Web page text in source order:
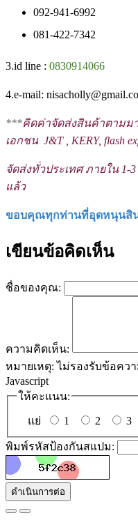
092-941-6992
081-422-7342
3.id line : 0830914066
4.e-mail:
***คิดค่าจัดส่งสินค้าตามม
เอกชน J&T , KERY, flash
จัดส่งทั่วประเทศ ภายใน
แล้ว
ขอบคุณทุกท่านที่อุดหนุนสิ
เขียนข้อคิดเห็น
ชื่อของคุณ:
ความคิดเห็น:
หมายเหตุ: ไม่รองรับข้อควา
Javascript
ให้คะแนน:
แย่ 1 2 3
พิมพ์รหัสป้องกันสแปม:
ดำเนินการต่อ